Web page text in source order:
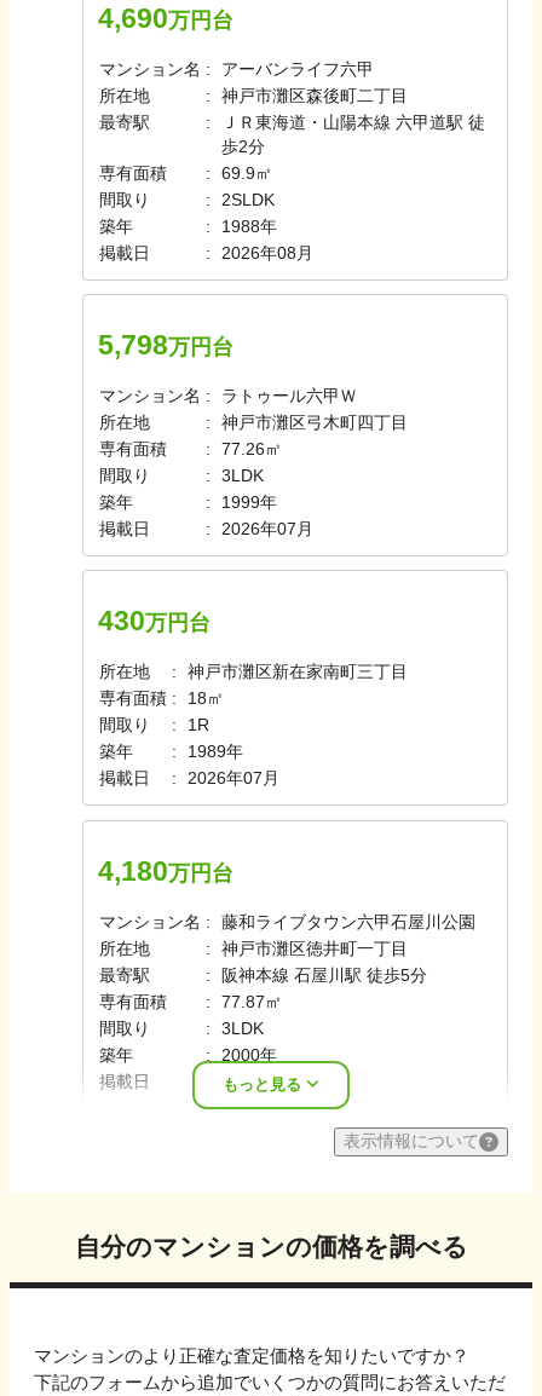
4,690万円台
マンション名
アーバンライフ六甲
所在地
神戸市灘区森後町二丁目
最寄駅
ＪＲ東海道・山陽本線 六甲道駅 徒
歩2分
専有面積
69.9㎡
間取り
2SLDK
築年
1988年
掲載日
2026年08月
5,798万円台
マンション名
ラトゥール六甲Ｗ
所在地
神戸市灘区弓木町四丁目
専有面積
77.26㎡
間取り
3LDK
築年
1999年
掲載日
2026年07月
430万円台
所在地
神戸市灘区新在家南町三丁目
専有面積
18㎡
間取り
1R
築年
1989年
掲載日
2026年07月
4,180万円台
マンション名
藤和ライブタウン六甲石屋川公園
所在地
神戸市灘区徳井町一丁目
最寄駅
阪神本線 石屋川駅 徒歩5分
専有面積
77.87㎡
間取り
3LDK
築年
2000年
掲載日
2026年07月
もっと見る
表示情報について
自分のマンションの価格を調べる
マンションのより正確な査定価格を知りたいですか？
下記のフォームから追加でいくつかの質問にお答えいただ